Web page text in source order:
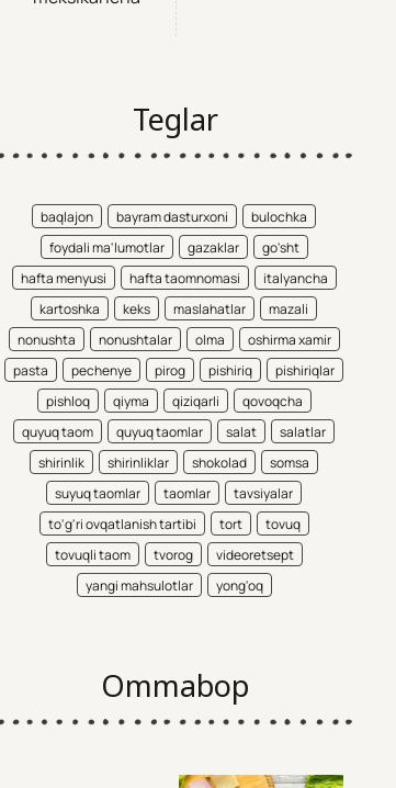
Teglar
baqlajon bayram dasturxoni
bulochka
foydali ma'lumotlar
gazaklar
go'sht
hafta menyusi
hafta taomnomasi
italyancha
kartoshka
keks maslahatlar
mazali
nonushta
nonushtalar olma
oshirma xamir
pasta
pechenye pirog pishiriq
pishiriqlar
pishloq
qiyma qiziqarli
qovoqcha
quyuq taom
quyuq taomlar salat
salatlar
shirinlik
shirinliklar shokolad
somsa
suyuq taomlar
taomlar
tavsiyalar
to'g'ri ovqatlanish tartibi
tort
tovuq
tovuqli taom
tvorog
videoretsept
yangi mahsulotlar
yong'oq
Ommabop